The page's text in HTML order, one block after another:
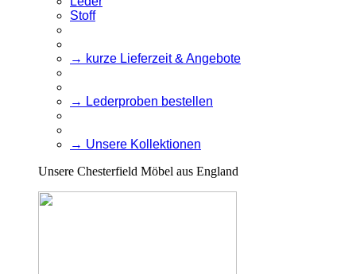
Stoff
→ kurze Lieferzeit & Angebote
→ Lederproben bestellen
→ Unsere Kollektionen
Unsere Chesterfield Möbel aus England